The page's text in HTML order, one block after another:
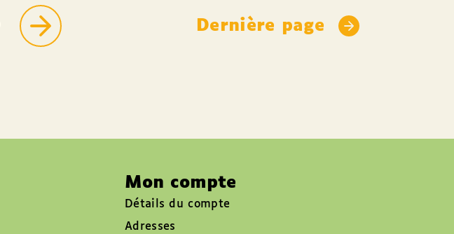
Dernière page
Mon compte
Détails du compte
Adresses